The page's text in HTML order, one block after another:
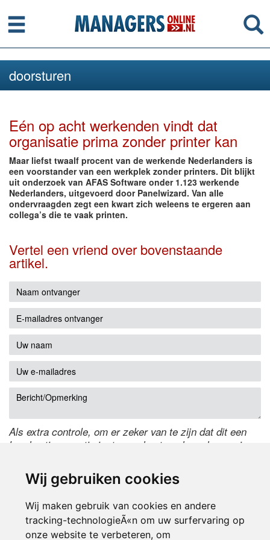
Wij gebruiken cookies
Wij maken gebruik van cookies en andere
tracking-technologieÃ«n om uw surfervaring op
onze website te verbeteren, om
Menu
doorsturen
Eén op acht werkenden vindt dat
organisatie prima zonder printer kan
Maar liefst twaalf procent van de werkende Nederlanders is
een voorstander van een werkplek zonder printers. Dit blijkt
uit onderzoek van AFAS Software onder 1.123 werkende
Nederlanders, uitgevoerd door Panelwizard. Van alle
ondervraagden zegt een kwart zich weleens te ergeren aan
collega’s die te vaak printen.
Vertel een vriend over bovenstaande
artikel.
Als extra controle, om er zeker van te zijn dat dit een
handmatige reactie is, typ onderstaande code over in
de code te wijzigen.